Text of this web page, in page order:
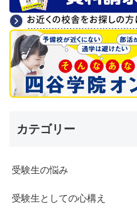
カテゴリー
受験生の悩み
受験生としての心構え